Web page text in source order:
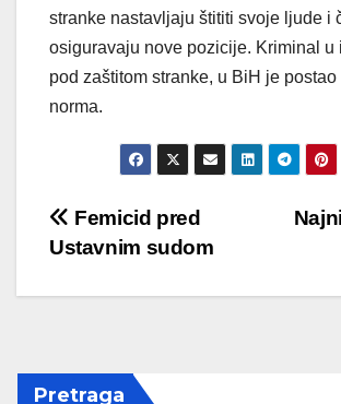
stranke nastavljaju štititi svoje ljude i
osiguravaju nove pozicije. Kriminal u
pod zaštitom stranke, u BiH je
norma.
Post
Femicid pred
Ustavnim sudom
Pretraga